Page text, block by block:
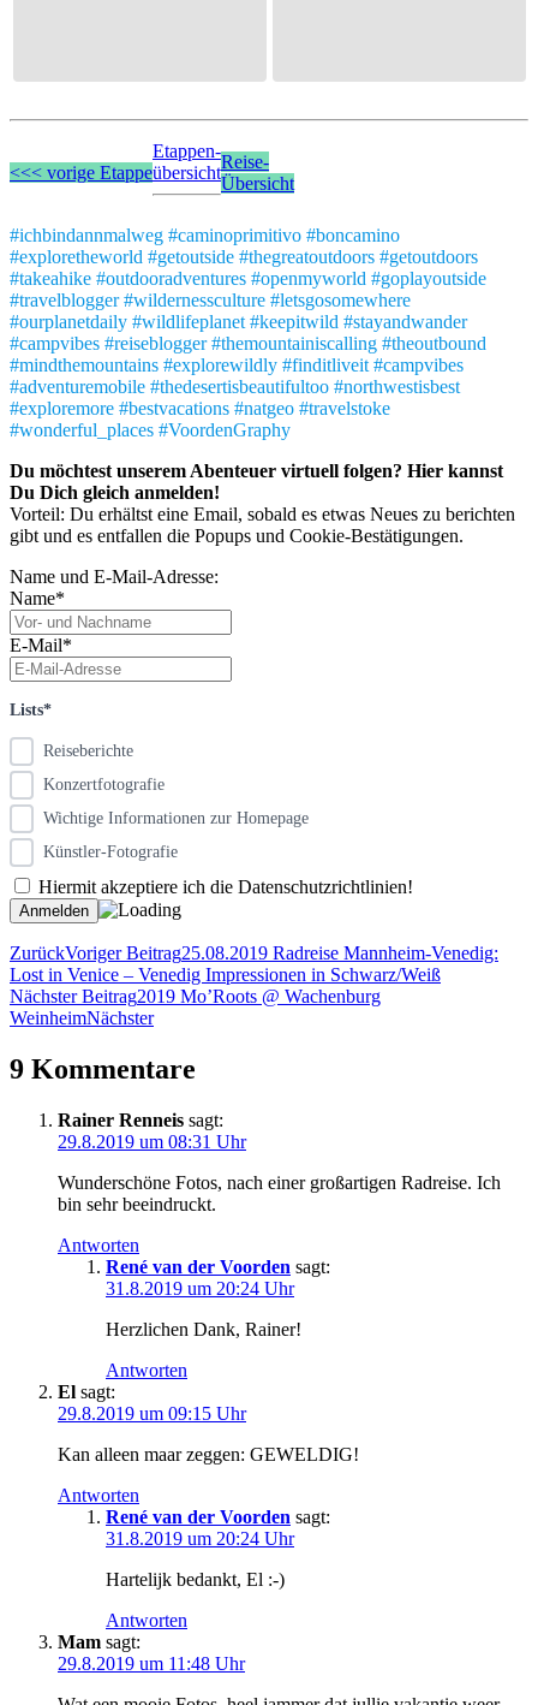
<<< vorige Etappe
Etappen-
übersicht
Reise-
Übersicht
#ichbindannmalweg #caminoprimitivo #boncamino
#exploretheworld #getoutside #thegreatoutdoors #getoutdoors
#takeahike #outdooradventures #openmyworld #goplayoutside
#travelblogger #wildernessculture #letsgosomewhere
#ourplanetdaily #wildlifeplanet #keepitwild #stayandwander
#campvibes #reiseblogger #themountainiscalling #theoutbound
#mindthemountains #explorewildly #finditliveit #campvibes
#adventuremobile #thedesertisbeautifultoo #northwestisbest
#exploremore #bestvacations #natgeo #travelstoke
#wonderful_places #VoordenGraphy
Du möchtest unserem Abenteuer virtuell folgen? Hier kannst
Du Dich gleich anmelden!
Vorteil: Du erhältst eine Email, sobald es etwas Neues zu berichten
gibt und es entfallen die Popups und Cookie-Bestätigungen.
Name und E-Mail-Adresse:
Name*
E-Mail*
Lists*
Reiseberichte
Konzertfotografie
Wichtige Informationen zur Homepage
Künstler-Fotografie
Hiermit akzeptiere ich die Datenschutzrichtlinien!
ZurückVoriger Beitrag25.08.2019 Radreise Mannheim-Venedig:
Lost in Venice – Venedig Impressionen in Schwarz/Weiß
Nächster Beitrag2019 Mo’Roots @ Wachenburg
WeinheimNächster
9 Kommentare
Rainer Renneis sagt:
29.8.2019 um 08:31 Uhr
Wunderschöne Fotos, nach einer großartigen Radreise. Ich
bin sehr beeindruckt.
Antworten
René van der Voorden sagt:
31.8.2019 um 20:24 Uhr
Herzlichen Dank, Rainer!
Antworten
El sagt:
29.8.2019 um 09:15 Uhr
Kan alleen maar zeggen: GEWELDIG!
Antworten
René van der Voorden sagt:
31.8.2019 um 20:24 Uhr
Hartelijk bedankt, El :-)
Antworten
Mam sagt:
29.8.2019 um 11:48 Uhr